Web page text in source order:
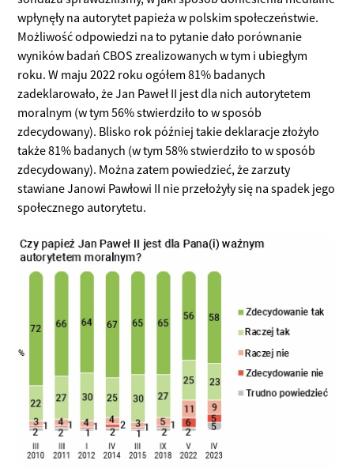
wpłynęły na autorytet papieża w polskim społeczeństwie.
Możliwość odpowiedzi na to pytanie dało porównanie
wyników badań CBOS zrealizowanych w tym i ubiegłym
roku. W maju 2022 roku ogółem 81% badanych
zadeklarowało, że Jan Paweł II jest dla nich autorytetem
moralnym (w tym 56% stwierdziło to w sposób
zdecydowany). Blisko rok później takie deklaracje złożyło
także 81% badanych (w tym 58% stwierdziło to w sposób
zdecydowany). Można zatem powiedzieć, że zarzuty
stawiane Janowi Pawłowi II nie przełożyły się na spadek jego
społecznego autorytetu.